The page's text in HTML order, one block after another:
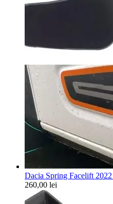
Dacia Spring Facelift
260,00 lei